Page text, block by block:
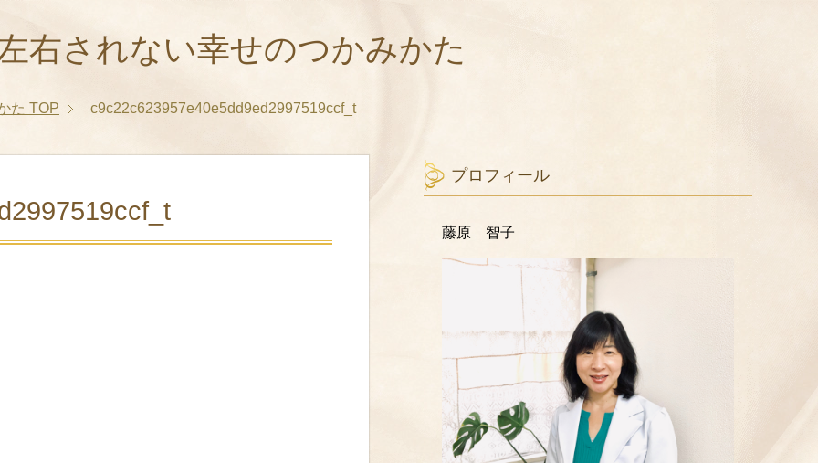
右されない幸せのつかみかた
た TOP c9c22c623957e40e5dd9ed2997519ccf_t
プロフィール
藤原 智子